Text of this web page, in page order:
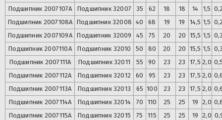
Подшипник 2007107А Подшипник 32007 35 62 18 18 14 1,5
Подшипник 2007108А Подшипник 32008 40 68 19 19 14,5 1,5
Подшипник 2007109А Подшипник 32009 45 75 20 20 15,5 1,5
Подшипник 2007110А Подшипник 32010 50 80 20 20 15,5 1,5
Подшипник 2007111А Подшипник 32011 55 90 23 23 17,5 2,0
Подшипник 2007112А Подшипник 32012 60 95 23 23 17,5 2,0
Подшипник 2007113А Подшипник 32013 65 100 23 23 17,5 2,0
Подшипник 2007114А Подшипник 32014 70 110 25 25 19 2,0
Подшипник 2007115А Подшипник 32015 75 115 25 25 19 2,0